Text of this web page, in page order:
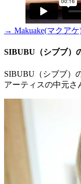
→ Makuake(マクア
SIBUBU（シブブ）
SIBUBU（シブブ）
アーティスの中元さ